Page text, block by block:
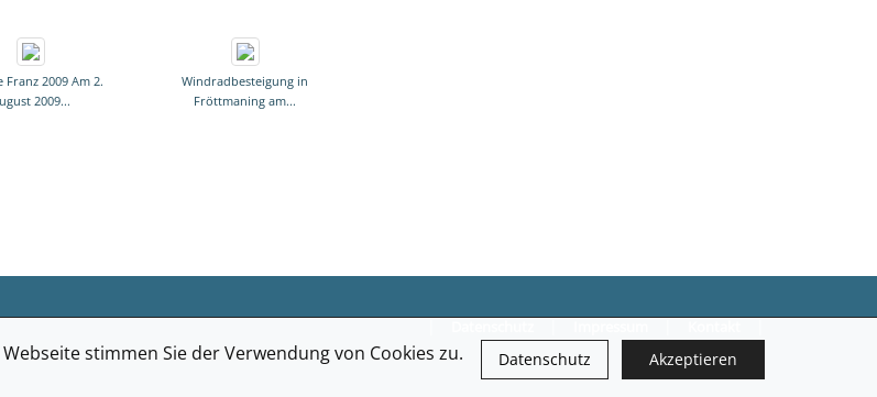
Akzeptieren
Datenschutz
stimmen Sie der Verwendung von Cookies zu.
Franz 2009 Am 2.
2009...
Windradbesteigung in
Fröttmaning am...